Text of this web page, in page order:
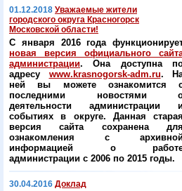
01.12.2018 Уважаемые жители
городского округа Красногорск
Московской области!
С января 2016 года
новая версия официального
администрации. Она доступна
адресу www.krasnogorsk-adm.ru.
ней вы можете ознакомится
последними новостями
деятельности администрации
событиях в округе. Данная старая
версия сайта сохранена для
ознакомления с
информацией о
администрации с 2006 по 2015 годы.
30.04.2016 Доклад